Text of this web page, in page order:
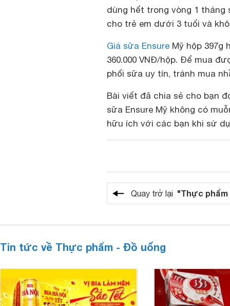
dùng hết trong vòng 1 tháng
cho trẻ em dưới 3 tuổi và
Giá sữa Ensure Mỹ hộp 397g
360.000 VNĐ/hộp. Để mua
phối sữa uy tín, tránh mua
Bài viết đã chia sẻ cho bạn
sữa Ensure Mỹ không có
hữu ích với các bạn khi sử
Quay trở lại "Thực
Tin tức về Thực phẩm - Đồ uống